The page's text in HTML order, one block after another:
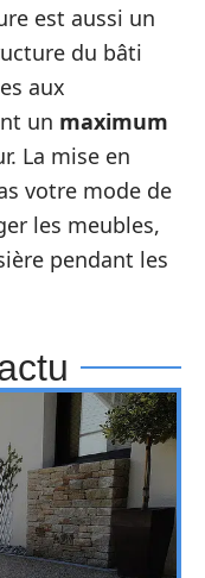
est aussi un
du bâti
aux
un maximum
La mise en
votre mode de
les meubles,
pendant les